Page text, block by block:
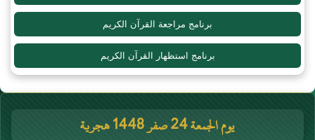
برنامج مراجعة القرآن الكريم
برنامج استظهار القرآن الكريم
يوم الجمعة 24 صفر 1448 هجرية